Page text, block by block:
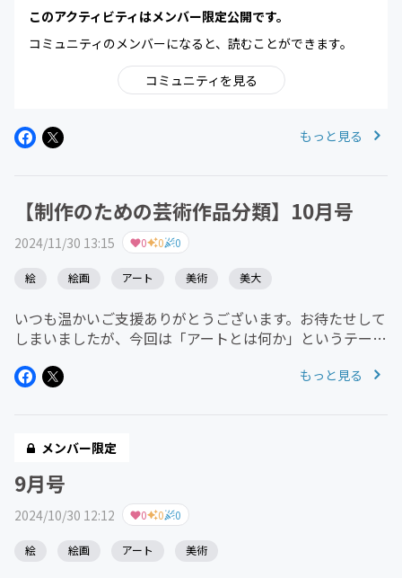
このアクティビティはメンバー限定公開です。
コミュニティのメンバーになると、読むことができます。
コミュニティを見る
もっと見る
【制作のための芸術作品分類】10月号
2024/11/30 13:15 0 0 0
絵 絵画 アート 美術 美大
いつも温かいご支援ありがとうございます。お待たせして
しまいましたが、今回は「アートとは何か」というテーマ
なります。推察を通じて私自身の制作活動の基盤を見直そ
もっと見る
メンバー限定
9月号
2024/10/30 12:12 0 0 0
絵 絵画 アート 美術